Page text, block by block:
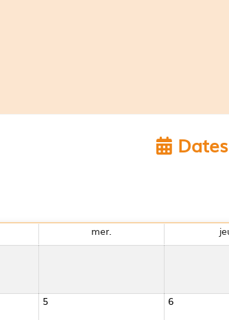
mer.
5 6